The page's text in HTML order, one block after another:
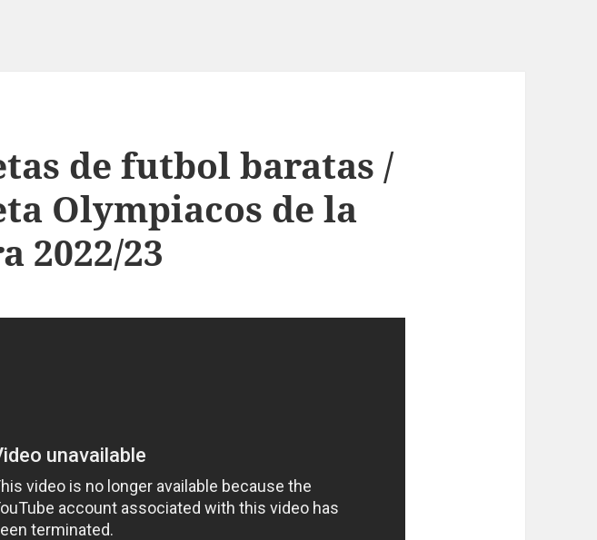
de futbol baratas /
Olympiacos de la
2022/23